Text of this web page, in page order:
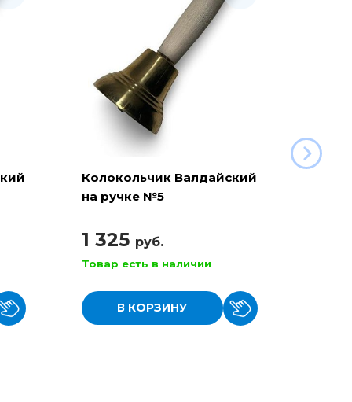
Колокольчик Валдайский
на ручке №5
1 325 руб.
Товар есть в наличии
В КОРЗИНУ